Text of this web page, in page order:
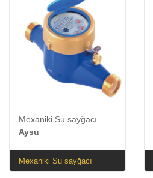
Mexaniki Su sayğacı
Aysu
Mexaniki Su sayğacı